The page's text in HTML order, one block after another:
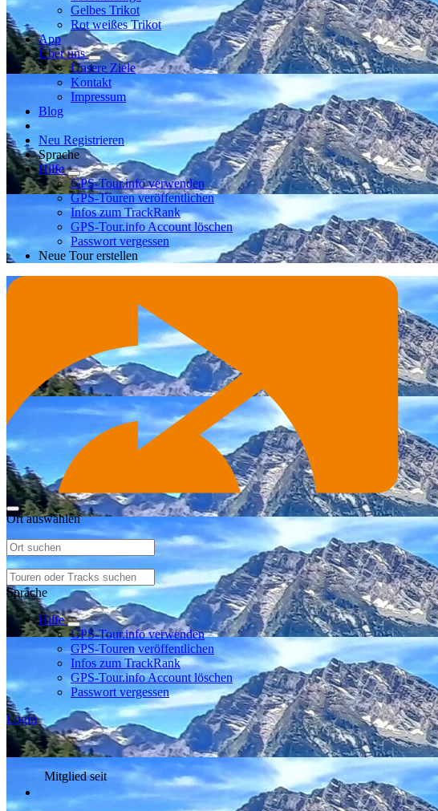
Gelbes Trikot
Rot weißes Trikot
App
Über uns
Unsere Ziele
Kontakt
Impressum
Blog
Neu Registrieren
Sprache
Hilfe
GPS-Tour.info verwenden
GPS-Touren veröffentlichen
Infos zum TrackRank
GPS-Tour.info Account löschen
Passwort vergessen
Neue Tour erstellen
Ort auswählen
Sprache
Hilfe
GPS-Tour.info verwenden
GPS-Touren veröffentlichen
Infos zum TrackRank
GPS-Tour.info Account löschen
Passwort vergessen
Login
Mitglied seit